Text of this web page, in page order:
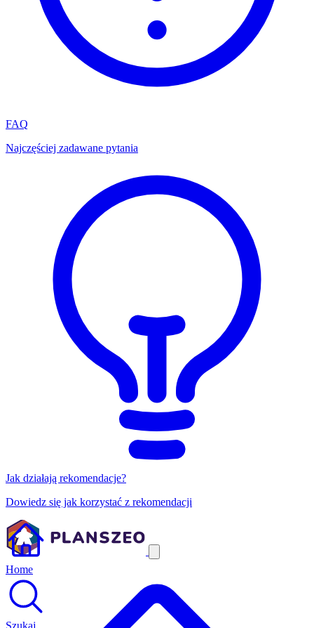
FAQ
Najczęściej zadawane pytania
Jak działają rekomendacje?
Dowiedz się jak korzystać z rekomendacji
Home
Szukaj